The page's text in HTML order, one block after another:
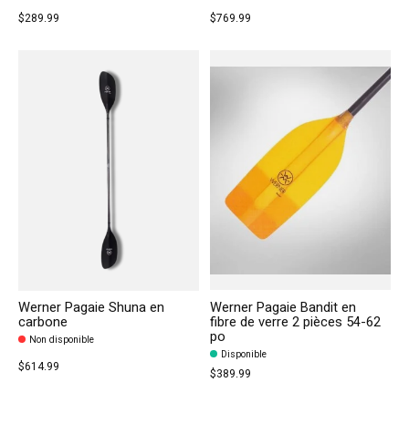
$289.99 $769.99
Werner Pagaie Shuna en
carbone
Non disponible
$614.99
Werner Pagaie Bandit en
fibre de verre 2 pièces 54-62
po
Disponible
$389.99